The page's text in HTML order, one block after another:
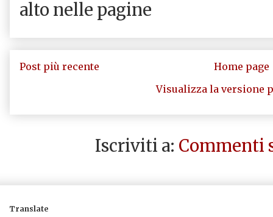
alto nelle pagine
Post più recente
Home page
Visualizza la versione
Iscriviti a: Commenti
Translate